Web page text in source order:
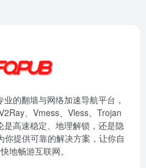
的翻墙与网络加速导航平台，
、Vmess、Vless、Trojan
是高速稳定、地理解锁，还是隐
提供可靠的解决方案，让你自
地畅游互联网。